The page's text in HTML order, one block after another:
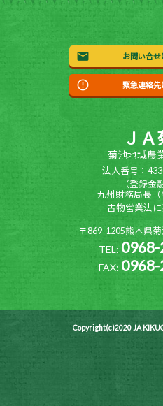
お問い合せ
緊急連絡先
ＪＡ
菊池地域農
法人番号：
（登録金
九州財務局長
古物営業法
〒869-1205熊本県
TEL:
FAX:
Copyright(c)2020 JA